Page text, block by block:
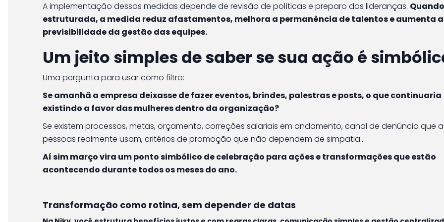
A implementação dessas medidas depende de revisão de políticas e preparo das lideranças.
estruturada, a medida reduz afastamentos, melhora a permanência de talentos e aumenta a
previsibilidade da gestão das equipes.
Um jeito simples de saber se sua ação é
Uma pergunta para usar como filtro:
Se amanhã a empresa deixasse de fazer eventos, brindes, palestras e posts, o que continuaria
existindo a favor das mulheres dentro da organização?
Se existem processos, metas, orçamento, correções salariais em andamento, canal de denúncia que
pessoas realmente usam, critérios de promoção que não dependem de simpatia…
Aí sim março vira um ponto simbólico de celebração para ações e transformações que estão
acontecendo durante todos os meses do ano.
Transformação como rotina, sem depender de datas